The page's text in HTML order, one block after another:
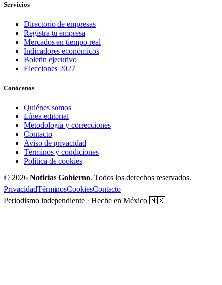
Servicios
Directorio de empresas
Registra tu empresa
Mercados en tiempo real
Indicadores económicos
Boletín ejecutivo
Elecciones 2027
Conócenos
Quiénes somos
Línea editorial
Metodología y correcciones
Contacto
Aviso de privacidad
Términos y condiciones
Política de cookies
© 2026 Noticias Gobierno. Todos los derechos reservados.
PrivacidadTérminosCookiesContacto
Periodismo independiente · Hecho en México 🇲🇽